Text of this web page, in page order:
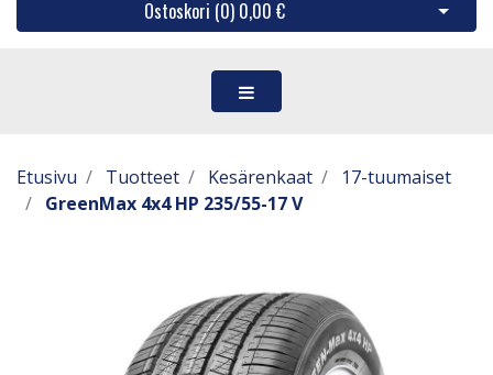
Ostoskori (0) 0,00 € Avaa
Etusivu Tuotteet Kesärenkaat
17-tuumaiset
GreenMax 4x4 HP 235/55-17 V